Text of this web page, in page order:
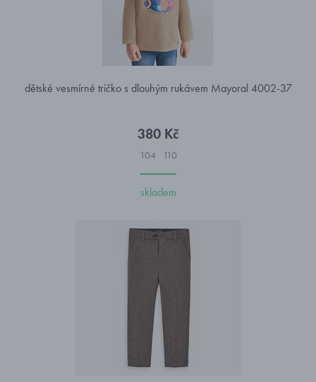
dětské vesmírné tričko s dlouhým rukávem Mayoral 4002-37
380 Kč
104 110
skladem